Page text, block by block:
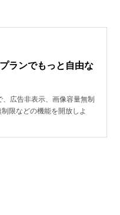
ランでもっと自由な
広告非表示、画像容量無制
限などの機能を開放しよ